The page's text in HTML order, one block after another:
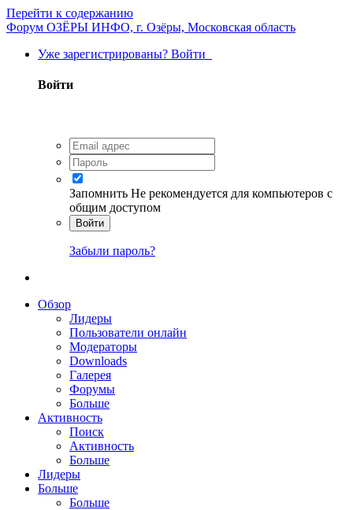
Перейти к содержанию
Форум ОЗЁРЫ ИНФО, г. Озёры, Московская область
Уже зарегистрированы? Войти
Войти
Запомнить Не рекомендуется для компьютеров с
общим доступом
Войти
Забыли пароль?
Обзор
Лидеры
Пользователи онлайн
Модераторы
Downloads
Галерея
Форумы
Больше
Активность
Поиск
Активность
Больше
Лидеры
Больше
Больше